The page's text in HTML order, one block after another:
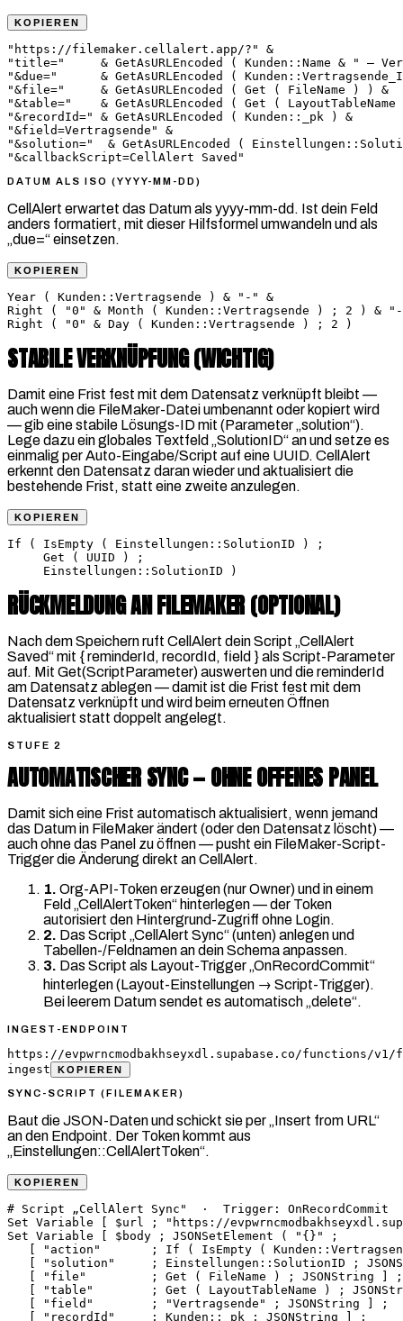
KOPIEREN
"https://filemaker.cellalert.app/?" &
"title="     & GetAsURLEncoded ( Kunden::Name & " —
"&due="      & GetAsURLEncoded (
"&file="     & GetAsURLEncoded ( Get ( FileName ) ) &
"&table="    & GetAsURLEncoded ( Get (
"&recordId=" & GetAsURLEncoded ( Kunden::_pk ) &
"&field=Vertragsende" &
"&solution="  & GetAsURLEncoded (
"&callbackScript=CellAlert Saved"
DATUM ALS ISO (YYYY-MM-DD)
CellAlert erwartet das Datum als yyyy-mm-dd. Ist dein Feld
anders formatiert, mit dieser Hilfsformel umwandeln und als
„due=“ einsetzen.
KOPIEREN
Year ( Kunden::Vertragsende ) & "-" &
Right ( "0" & Month ( Kunden::Vertragsende ) ; 2 ) &
Right ( "0" & Day ( Kunden::Vertragsende ) ; 2 )
STABILE VERKNÜPFUNG (WICHTIG)
Damit eine Frist fest mit dem Datensatz verknüpft bleibt —
auch wenn die FileMaker-Datei umbenannt oder kopiert wird
— gib eine stabile Lösungs-ID mit (Parameter „solution“).
Lege dazu ein globales Textfeld „SolutionID“ an und setze es
einmalig per Auto-Eingabe/Script auf eine UUID. CellAlert
erkennt den Datensatz daran wieder und aktualisiert die
bestehende Frist, statt eine zweite anzulegen.
KOPIEREN
If ( IsEmpty ( Einstellungen::SolutionID ) ;
     Get ( UUID ) ;
     Einstellungen::SolutionID )
RÜCKMELDUNG AN FILEMAKER (OPTIONAL)
Nach dem Speichern ruft CellAlert dein Script „CellAlert
Saved“ mit { reminderId, recordId, field } als Script-Parameter
auf. Mit Get(ScriptParameter) auswerten und die reminderId
am Datensatz ablegen — damit ist die Frist fest mit dem
Datensatz verknüpft und wird beim erneuten Öffnen
aktualisiert statt doppelt angelegt.
STUFE 2
AUTOMATISCHER SYNC — OHNE OFFENES PANEL
Damit sich eine Frist automatisch aktualisiert, wenn jemand
das Datum in FileMaker ändert (oder den Datensatz löscht) —
auch ohne das Panel zu öffnen — pusht ein FileMaker-Script-
Trigger die Änderung direkt an CellAlert.
1. Org-API-Token erzeugen (nur Owner) und in einem
Feld „CellAlertToken“ hinterlegen — der Token
autorisiert den Hintergrund-Zugriff ohne Login.
2. Das Script „CellAlert Sync“ (unten) anlegen und
Tabellen-/Feldnamen an dein Schema anpassen.
3. Das Script als Layout-Trigger „OnRecordCommit“
hinterlegen (Layout-Einstellungen → Script-Trigger).
Bei leerem Datum sendet es automatisch „delete“.
INGEST-ENDPOINT
https://evpwrncmodbakhseyxdl.supabase.co/functions/v1/
ingest
KOPIEREN
SYNC-SCRIPT (FILEMAKER)
Baut die JSON-Daten und schickt sie per „Insert from URL“
an den Endpoint. Der Token kommt aus
„Einstellungen::CellAlertToken“.
KOPIEREN
# Script „CellAlert Sync"  ·  Trigger: OnRecordCommit
Set Variable [ $url ; "https://
Set Variable [ $body ; JSONSetElement ( "{}" ;
[ "action"       ; If ( IsEmpty (
[ "solution"     ; Einstellungen::SolutionID ;
   [ "file"         ; Get ( FileName ) ; JSONString ] ;
[ "table"        ; Get ( LayoutTableName ) ;
   [ "field"        ; "Vertragsende" ; JSONString ] ;
   [ "recordId"     ; Kunden::_pk ; JSONString ] ;